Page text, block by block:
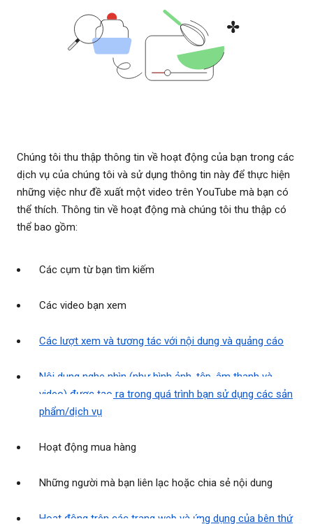
Chúng tôi thu thập thông tin về hoạt động của bạn trong các
dịch vụ của chúng tôi và sử dụng thông tin này để thực hiện
những việc như đề xuất một video trên YouTube mà bạn có
thể thích. Thông tin về hoạt động mà chúng tôi thu thập có
thể bao gồm:
Các cụm từ bạn tìm kiếm
Các video bạn xem
Các lượt xem và tương tác với nội dung và quảng cáo
Nội dung nghe nhìn (như hình ảnh, tệp, âm thanh và
video) được tạo ra trong quá trình bạn sử dụng các sản
phẩm/dịch vụ
Hoạt động mua hàng
Những người mà bạn liên lạc hoặc chia sẻ nội dung
Hoạt động trên các trang web và ứng dụng của bên thứ